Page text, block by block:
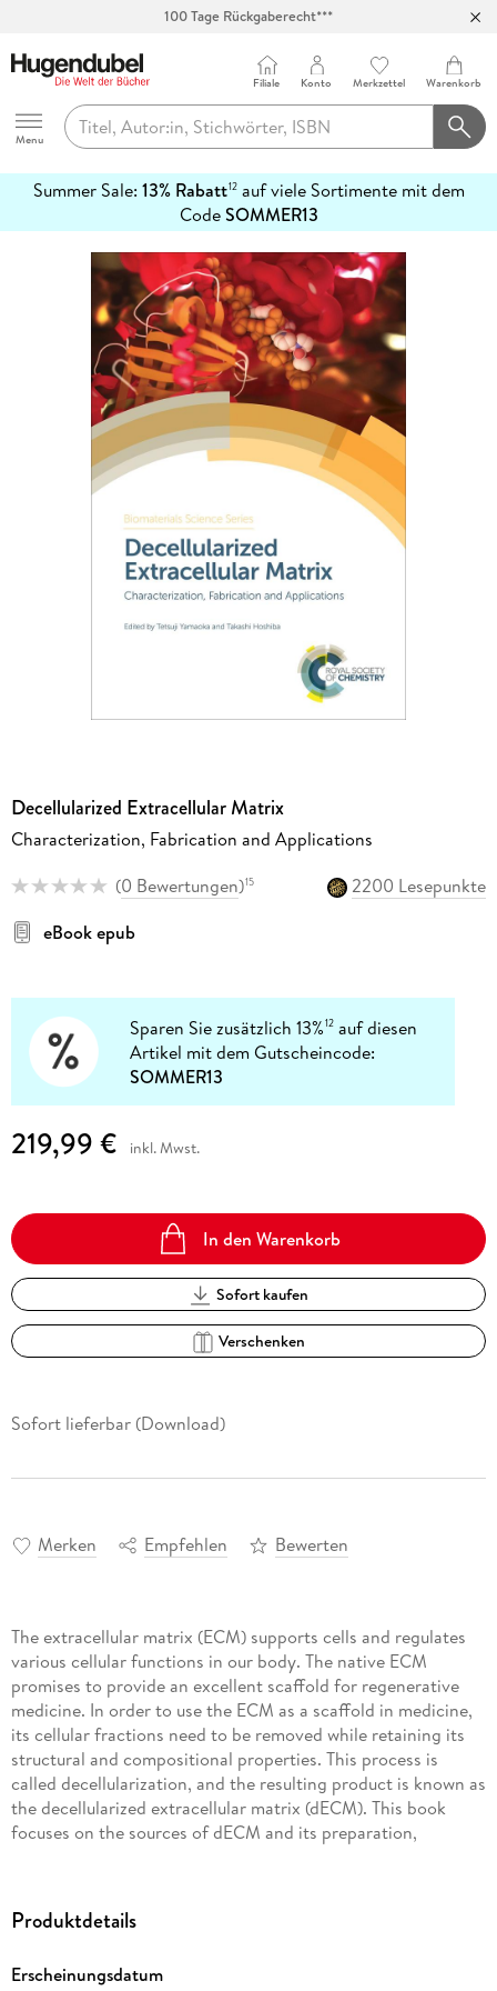
100 Tage Rückgaberecht***
Hugendubel
Menu
Filiale Konto Merkzettel Warenkorb
Summer Sale: 13% Rabatt12auf viele Sortimente mit dem
CodeSOMMER13
erfahren
Decellularized Extracellular Matrix
Characterization, Fabrication and Applications
(0 Bewertungen)15
2200 Lesepunkte
eBook epub
Sparen Sie zusätzlich 13%12 auf diesen
Artikel mit dem Gutscheincode:
SOMMER13
219,99 € inkl. Mwst.
In den Warenkorb
Sofort kaufen
Verschenken
Sofort lieferbar (Download)
Merken Empfehlen Bewerten
The extracellular matrix (ECM) supports cells and regulates
various cellular functions in our body. The native ECM
promises to provide an excellent scaffold for regenerative
medicine. In order to use the ECM as a scaffold in medicine,
its cellular fractions need to be removed while retaining its
structural and compositional properties. This process is
called decellularization, and the resulting product is known as
the decellularized extracellular matrix (dECM). This book
focuses on the sources of dECM and its preparation,
book, the reader will gain a good foundation in the field of
ECM decellularization complemented with a broad overview
observation and compositional assessment to immune
Produktdetails
Erscheinungsdatum